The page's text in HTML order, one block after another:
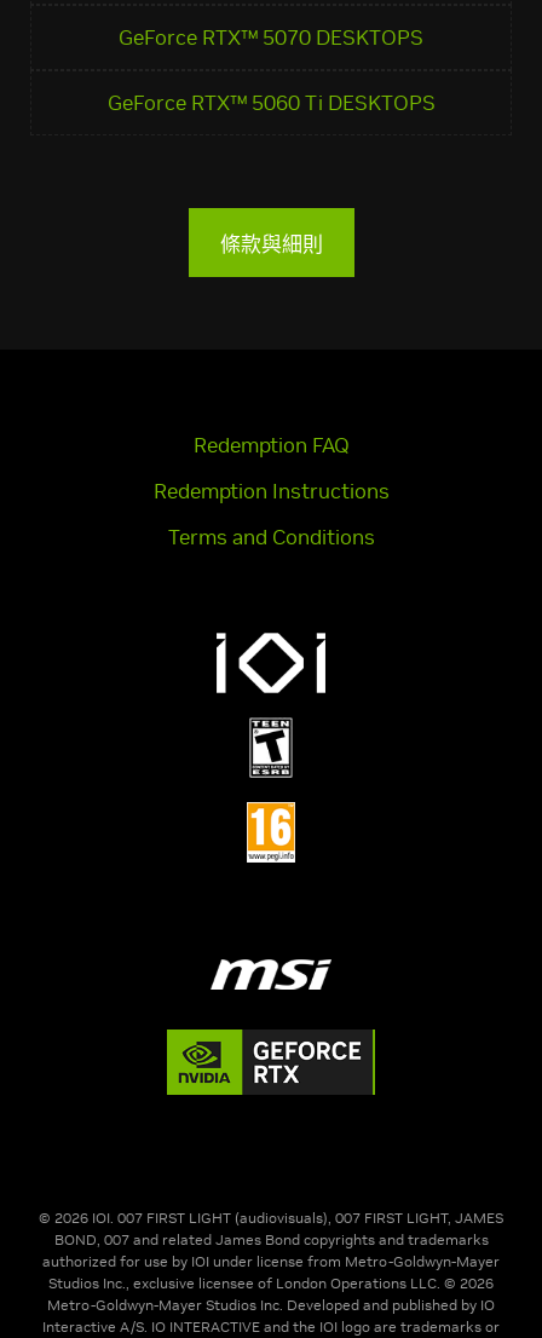
GeForce RTX™ 5070 DESKTOPS
GeForce RTX™ 5060 Ti DESKTOPS
條款與細則
Redemption FAQ
Redemption Instructions
Terms and Conditions
© 2026 IOI. 007 FIRST LIGHT (audiovisuals), 007 FIRST LIGHT, JAMES
BOND, 007 and related James Bond copyrights and trademarks
authorized for use by IOI under license from Metro-Goldwyn-Mayer
Studios Inc., exclusive licensee of London Operations LLC. © 2026
Metro-Goldwyn-Mayer Studios Inc. Developed and published by IO
Interactive A/S. IO INTERACTIVE and the IOI logo are trademarks or